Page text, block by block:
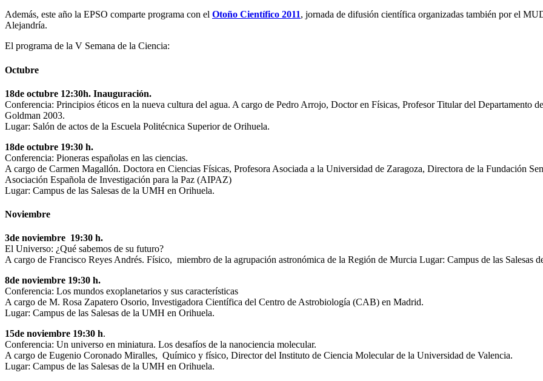
Además, este año la EPSO comparte programa con el Otoño Científico 2011, jornada de difusión científica organizadas también por el
Alejandría.
El programa de la V Semana de la Ciencia:
Octubre
18de octubre 12:30h. Inauguración.
Conferencia: Principios éticos en la nueva cultura del agua. A cargo de Pedro Arrojo, Doctor en Físicas, Profesor Titular del Departamento
Goldman 2003.
Lugar: Salón de actos de la Escuela Politécnica Superior de Orihuela.
18de octubre 19:30 h.
Conferencia: Pioneras españolas en las ciencias.
A cargo de Carmen Magallón. Doctora en Ciencias Físicas, Profesora Asociada a la Universidad de Zaragoza, Directora de la Fundación
Asociación Española de Investigación para la Paz (AIPAZ)
Lugar: Campus de las Salesas de la UMH en Orihuela.
Noviembre
3de noviembre 19:30 h.
El Universo: ¿Qué sabemos de su futuro?
A cargo de Francisco Reyes Andrés. Físico, miembro de la agrupación astronómica de la Región de Murcia Lugar: Campus de las Salesas
8de noviembre 19:30 h.
Conferencia: Los mundos exoplanetarios y sus características
A cargo de M. Rosa Zapatero Osorio, Investigadora Científica del Centro de Astrobiología (CAB) en Madrid.
Lugar: Campus de las Salesas de la UMH en Orihuela.
15de noviembre 19:30 h.
Conferencia: Un universo en miniatura. Los desafíos de la nanociencia molecular.
A cargo de Eugenio Coronado Miralles, Químico y físico, Director del Instituto de Ciencia Molecular de la Universidad de Valencia.
Lugar: Campus de las Salesas de la UMH en Orihuela.